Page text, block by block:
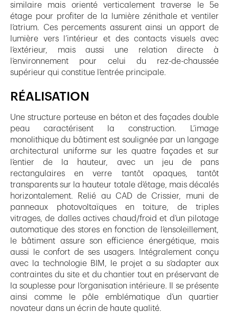
similaire mais orienté verticalement traverse le 5e
étage pour profiter de la lumière zénithale et ventiler
l’atrium. Ces percements assurent ainsi un apport de
lumière vers l’intérieur et des contacts visuels avec
l’extérieur, mais aussi une relation directe à
l’environnement pour celui du rez-de-chaussée
supérieur qui constitue l’entrée principale.
RÉALISATION
Une structure porteuse en béton et des façades double
peau caractérisent la construction. L’image
monolithique du bâtiment est soulignée par un langage
architectural uniforme sur les quatre façades et sur
l’entier de la hauteur, avec un jeu de pans
rectangulaires en verre tantôt opaques, tantôt
transparents sur la hauteur totale d’étage, mais décalés
horizontalement. Relié au CAD de Crissier, muni de
panneaux photovoltaïques en toiture, de triples
vitrages, de dalles actives chaud/froid et d’un pilotage
automatique des stores en fonction de l’ensoleillement,
le bâtiment assure son efficience énergétique, mais
aussi le confort de ses usagers. Intégralement conçu
avec la technologie BIM, le projet a su s’adapter aux
contraintes du site et du chantier tout en préservant de
la souplesse pour l’organisation intérieure. Il se présente
ainsi comme le pôle emblématique d’un quartier
novateur dans un écrin de haute qualité.